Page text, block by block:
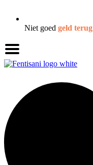
Niet goed geld terug